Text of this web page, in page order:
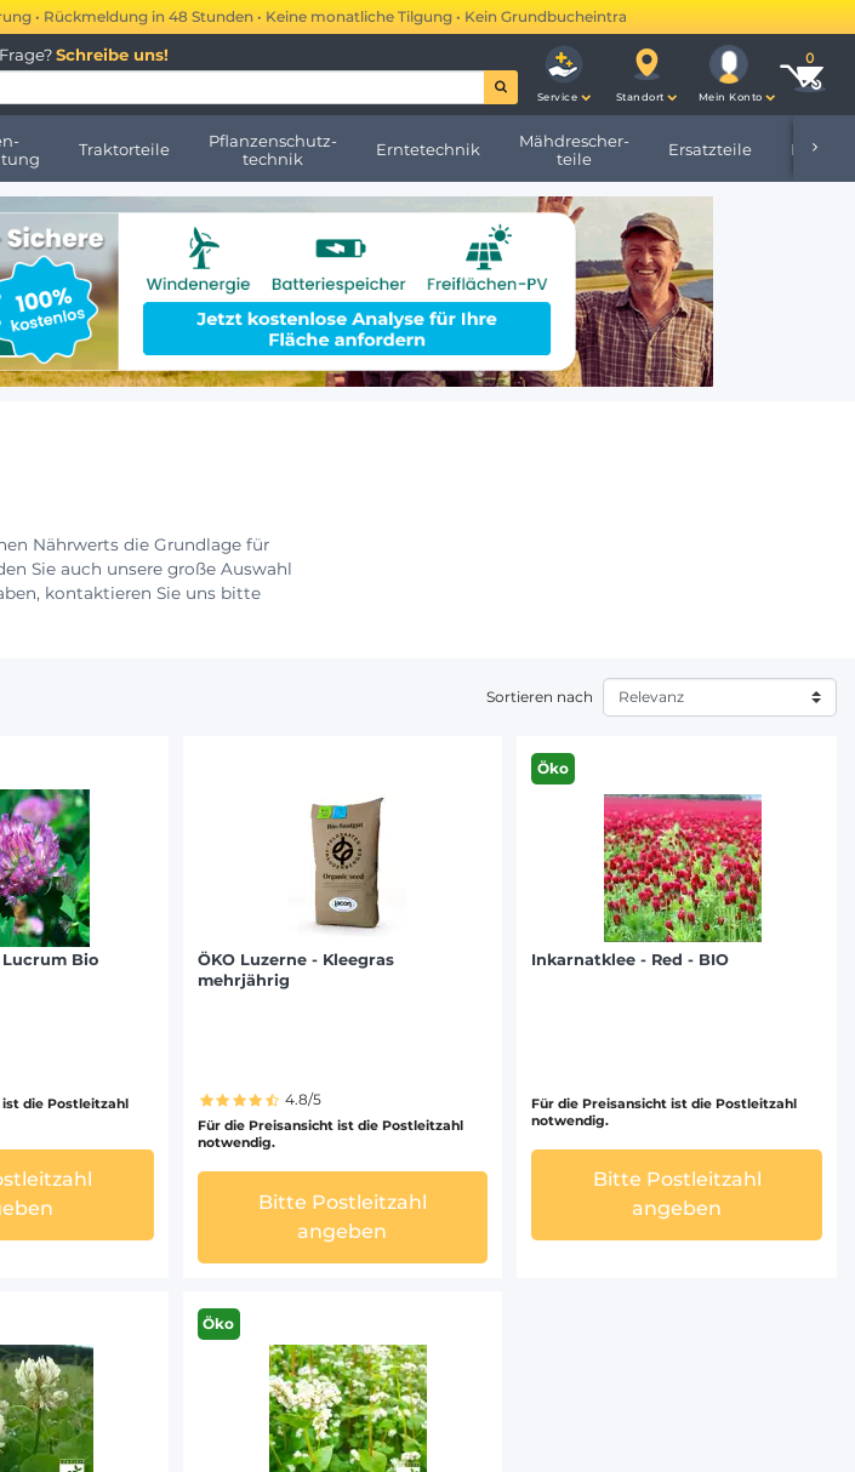
in 48 Stunden • Keine monatliche Tilgung • Kein Grundbucheintrag • Mehr erfahren →
Schreibe uns!
Service Standort Mein Konto
Traktorteile
Pflanzenschutz-
technik
Erntetechnik
Mähdrescher-
teile
Ersatzteile
Nährwerts die Grundlage für
Sie auch unsere große Auswahl
kontaktieren Sie uns bitte
Sortieren nach
Bio
die Postleitzahl
ÖKO Luzerne - Kleegras
mehrjährig
4.8/5
Für die Preisansicht ist die Postleitzahl
notwendig.
Bitte Postleitzahl
angeben
Öko
Inkarnatklee - Red - BIO
Für die Preisansicht ist die Postleitzahl
notwendig.
Bitte Postleitzahl
angeben
Öko